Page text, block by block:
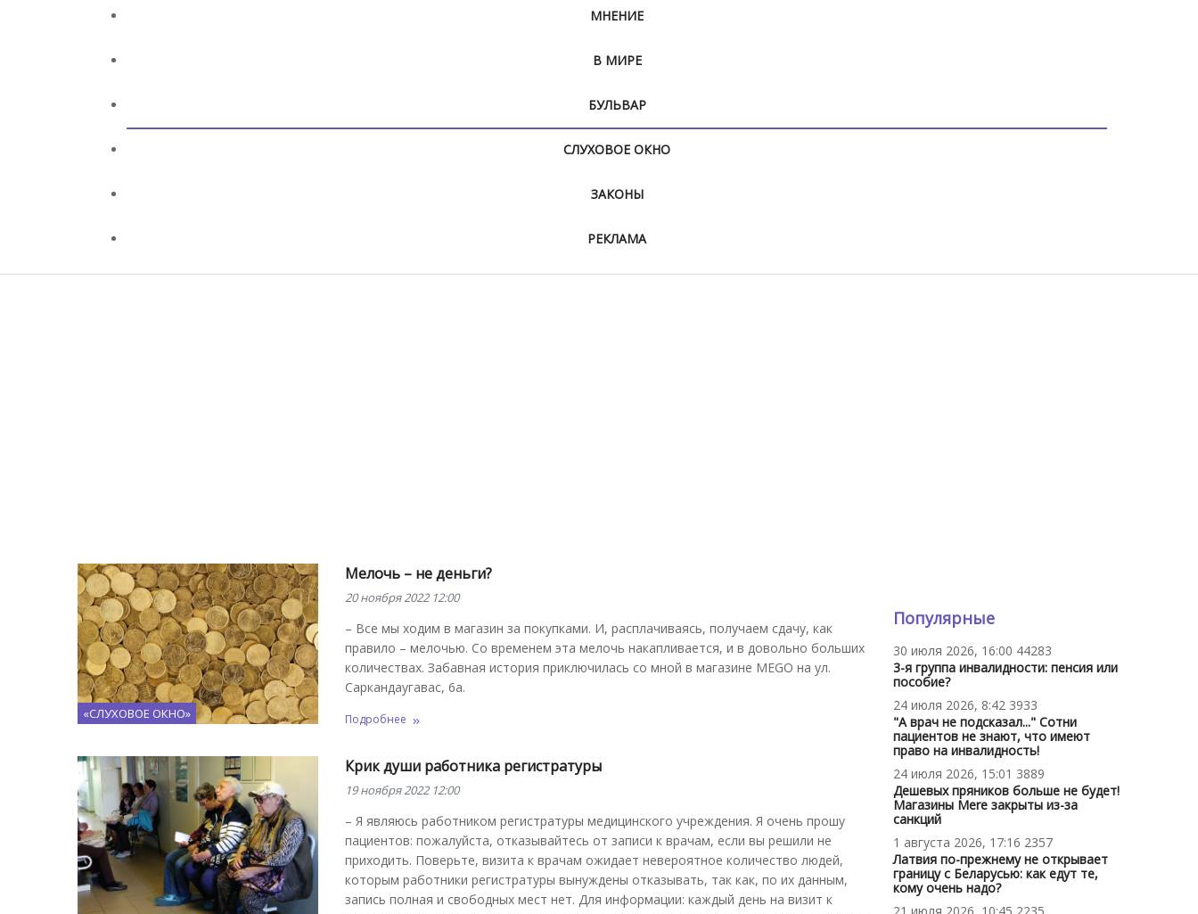
МНЕНИЕ
В МИРЕ
БУЛЬВАР
СЛУХОВОЕ ОКНО
ЗАКОНЫ
РЕКЛАМА
«СЛУХОВОЕ ОКНО»
Мелочь – не деньги?
20 ноября 2022 12:00
– Все мы ходим в магазин за покупками. И, расплачиваясь, получаем сдачу, как
правило – мелочью. Со временем эта мелочь накапливается, и в довольно больших
количествах. Забавная история приключилась со мной в магазине MEGO на ул.
Саркандаугавас, 6а.
Подробнее
Крик души работника регистратуры
19 ноября 2022 12:00
– Я являюсь работником регистратуры медицинского учреждения. Я очень прошу
пациентов: пожалуйста, отказывайтесь от записи к врачам, если вы решили не
приходить. Поверьте, визита к врачам ожидает невероятное количество людей,
которым работники регистратуры вынуждены отказывать, так как, по их данным,
запись полная и свободных мест нет. Для информации: каждый день на визит к
Популярные
30 июля 2026, 16:00 44283
3-я группа инвалидности: пенсия или
пособие?
24 июля 2026, 8:42 3933
"А врач не подсказал..." Сотни
пациентов не знают, что имеют
право на инвалидность!
24 июля 2026, 15:01 3889
Дешевых пряников больше не будет!
Магазины Mere закрыты из-за
санкций
1 августа 2026, 17:16 2357
Латвия по-прежнему не открывает
границу с Беларусью: как едут те,
кому очень надо?
21 июля 2026, 10:45 2235